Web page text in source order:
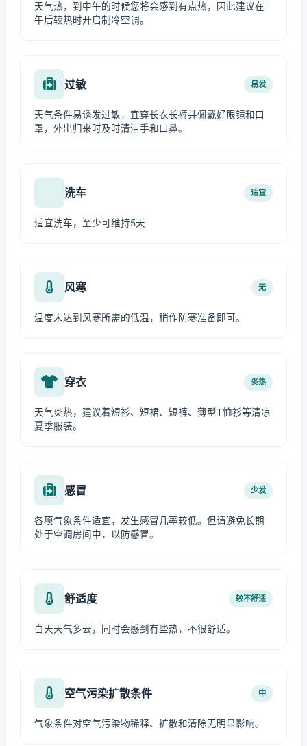
天气热，到中午的时候您将会感到有点热，因此建议在
午后较热时开启制冷空调。
过敏 易发
天气条件易诱发过敏，宜穿长衣长裤并佩戴好眼镜和口
罩，外出归来时及时清洁手和口鼻。
洗车 适宜
适宜洗车，至少可维持5天
风寒 无
温度未达到风寒所需的低温，稍作防寒准备即可。
穿衣 炎热
天气炎热，建议着短衫、短裙、短裤、薄型T恤衫等清凉
夏季服装。
感冒 少发
各项气象条件适宜，发生感冒几率较低。但请避免长期
处于空调房间中，以防感冒。
舒适度 较不舒适
白天天气多云，同时会感到有些热，不很舒适。
空气污染扩散条件 中
气象条件对空气污染物稀释、扩散和清除无明显影响。